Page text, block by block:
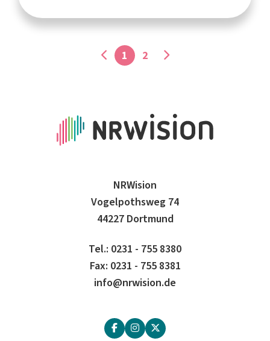
1 2
NRWision
Vogelpothsweg 74
44227 Dortmund
Tel.: 0231 - 755 8380
Fax: 0231 - 755 8381
info@nrwision.de